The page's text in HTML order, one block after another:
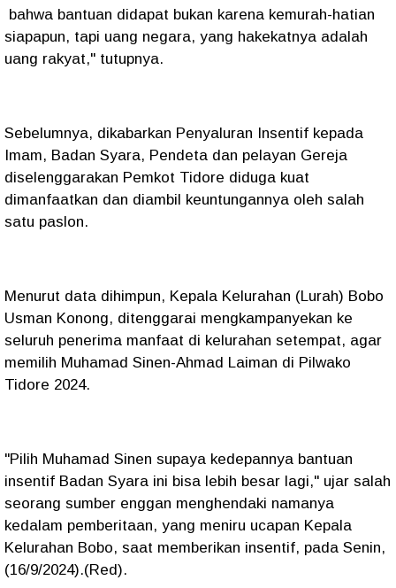
bahwa bantuan didapat bukan karena kemurah-hatian
siapapun, tapi uang negara, yang hakekatnya adalah
uang rakyat," tutupnya.
Sebelumnya, dikabarkan Penyaluran Insentif kepada
Imam, Badan Syara, Pendeta dan pelayan Gereja
diselenggarakan Pemkot Tidore diduga kuat
dimanfaatkan dan diambil keuntungannya oleh salah
satu paslon.
Menurut data dihimpun, Kepala Kelurahan (Lurah) Bobo
Usman Konong, ditenggarai mengkampanyekan ke
seluruh penerima manfaat di kelurahan setempat, agar
memilih Muhamad Sinen-Ahmad Laiman di Pilwako
Tidore 2024.
"Pilih Muhamad Sinen supaya kedepannya bantuan
insentif Badan Syara ini bisa lebih besar lagi," ujar salah
seorang sumber enggan menghendaki namanya
kedalam pemberitaan, yang meniru ucapan Kepala
Kelurahan Bobo, saat memberikan insentif, pada Senin,
(16/9/2024).(Red).